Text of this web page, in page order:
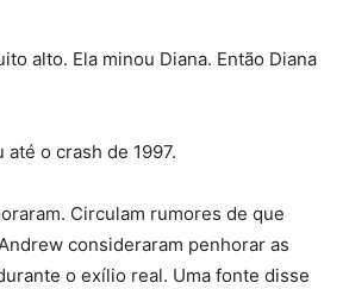
alto. Ela minou Diana. Então Diana
o crash de 1997.
Circulam rumores de que
consideraram penhorar as
o exílio real. Uma fonte disse